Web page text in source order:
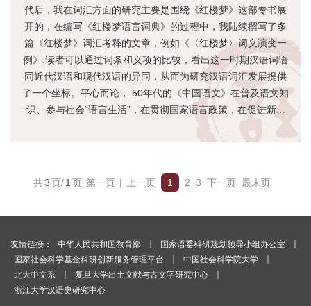
代后，我在词汇方面的研究主要是围绕《红楼梦》这部专书展
开的，在编写《红楼梦语言词典》的过程中，我陆续撰写了多
篇《红楼梦》词汇考释的文章，例如《〈红楼梦〉词义演变一
例》.读者可以通过词条和义项的比较，看出这一时期汉语词语
同近代汉语和现代汉语的异同，从而为研究汉语词汇发展提供
了一个坐标。平心而论， 50年代的《中国语文》在普及语文知
识、参与社会“语言生活”，在贯彻国家语言政策，在促进新...
共3页/1页 第一页 | 上一页 1 2 3 下一页 最末页
友情链接： 中华人民共和国教育部 国家语委科研规划领导小组办公室
国家社会科学基金科研创新服务管理平台
中国社会科学院大学
北大中文系
复旦大学出土文献与古文字研究中心
浙江大学汉语史研究中心